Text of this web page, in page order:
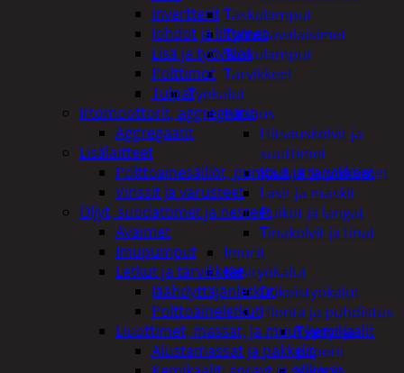
Taskulamput
Työmaavalaisimet
Taskulamput
Tarvikkeet
Työkalut
Hitsaus
Hitsauskolvit ja
suuttimet
Kaasut ja polttimet
Lasit ja maskit
Puikot ja langat
Tinakolvit ja tinat
Imurit
Käsityökalut
Erikoistyökalut
Hionta ja puhdistus
Tyynyt ja
paperit
invertterit
Johdot ja liittimet
Lisä ja työvalot
Polttimot
Tulpat
Irtomoottorit, aggregaatit
Aggregaatit
Lisälaitteet
Polttoainesäiliöt, pumput ja tarvikkeet
Vinssit ja varusteet
Öljyt, suodattimet ja nesteet
Avaimet
Imupumput
Letkut ja tarvikkeet
Jäähdyttäjänletkut
Polttoaineletkut
Liuottimet, massat, ja muut kemikaalit
Alustamassat ja pakkelit